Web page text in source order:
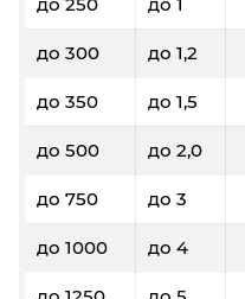
до 300 до 1,2
до 350 до 1,5
до 500 до 2,0
до 750 до 3
до 1000 до 4